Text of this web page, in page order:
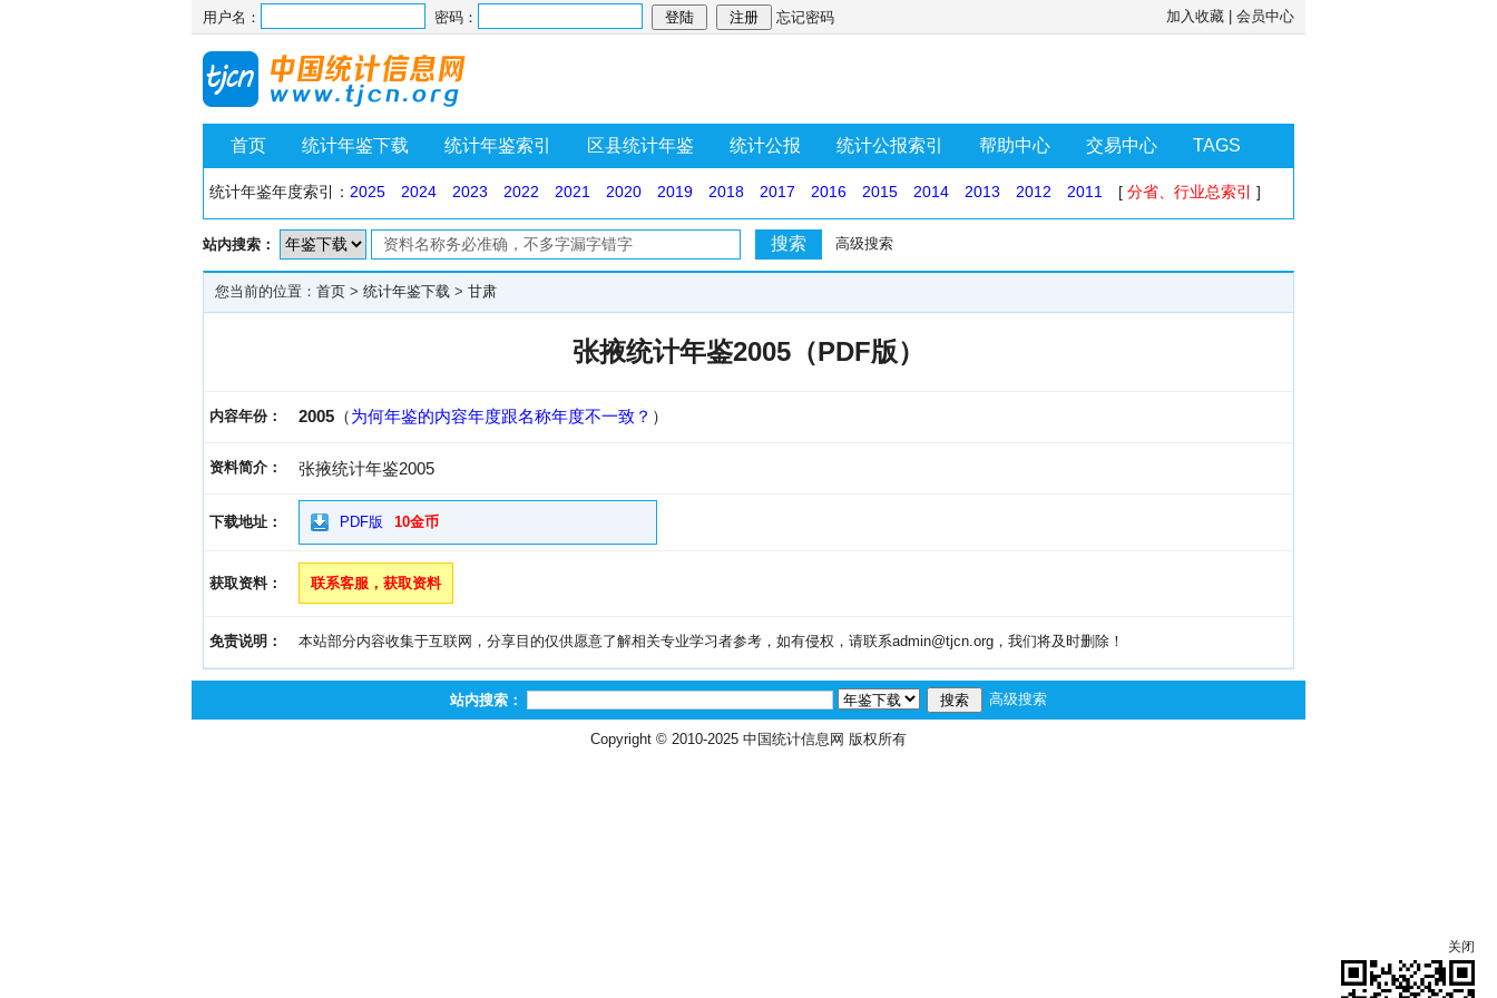
用户名： 密码： 忘记密码 加入收藏 会员中心
首页 统计年鉴下载 统计年鉴索引 区县统计年鉴 统计公报 统计公报索引 帮助中心 交易中心 TAGS
统计年鉴年度索引： 2025 2024 2023 2022 2021 2020 2019 2018 2017 2016 2015 2014 2013 2012 2011 [ 分省、行业总索引 ]
站内搜索： 高级搜索
您当前的位置： 首页 > 统计年鉴下载 > 甘肃
张掖统计年鉴2005（PDF版）
内容年份： 2005 （为何年鉴的内容年度跟名称年度不一致？ ）
资料简介： 张掖统计年鉴2005
下载地址： PDF版 10金币
获取资料： 联系客服，获取资料
免责说明： 本站部分内容收集于互联网，分享目的仅供愿意了解相关专业学习者参考，如有侵权，请联系admin@tjcn.org，我们将及时删除！
站内搜索： 高级搜索
Copyright © 2010-2025 中国统计信息网 版权所有
关闭